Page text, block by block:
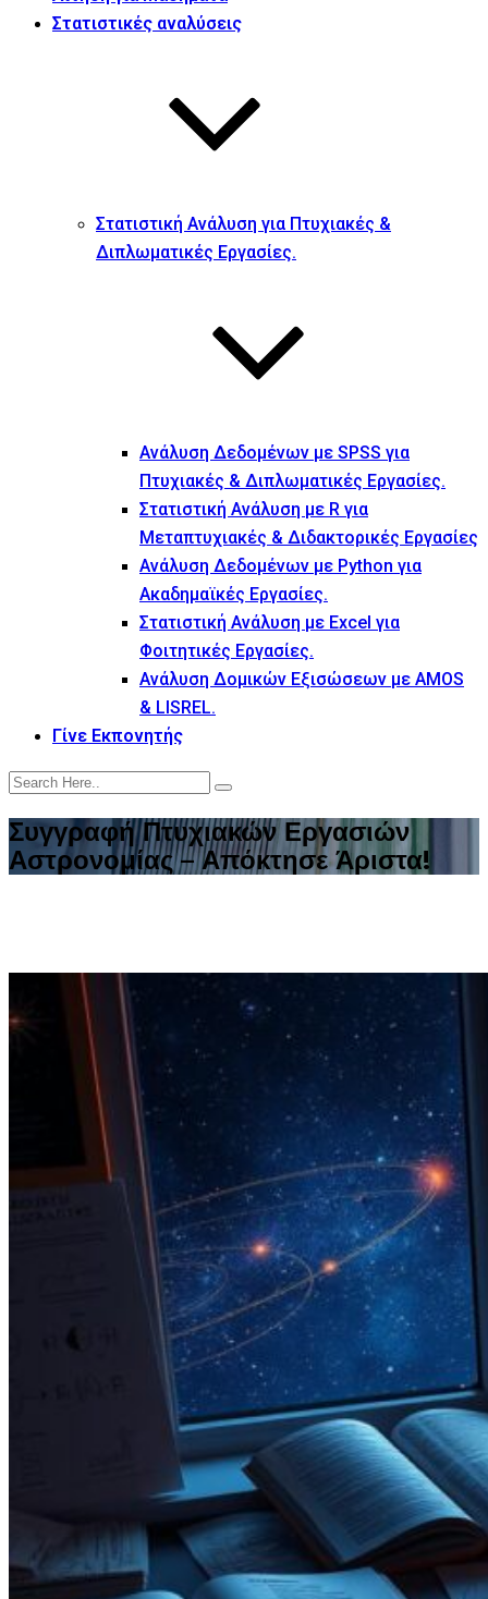
Στατιστικές αναλύσεις
Στατιστική Ανάλυση για Πτυχιακές &
Διπλωματικές Εργασίες.
Ανάλυση Δεδομένων με SPSS για
Πτυχιακές & Διπλωματικές Εργασίες.
Στατιστική Ανάλυση με R για
Μεταπτυχιακές & Διδακτορικές Εργασίες
Ανάλυση Δεδομένων με Python για
Ακαδημαϊκές Εργασίες.
Στατιστική Ανάλυση με Excel για
Φοιτητικές Εργασίες.
Ανάλυση Δομικών Εξισώσεων με AMOS
& LISREL.
Γίνε Εκπονητής
Συγγραφή Πτυχιακών Εργασιών
Αστρονομίας – Απόκτησε Άριστα!